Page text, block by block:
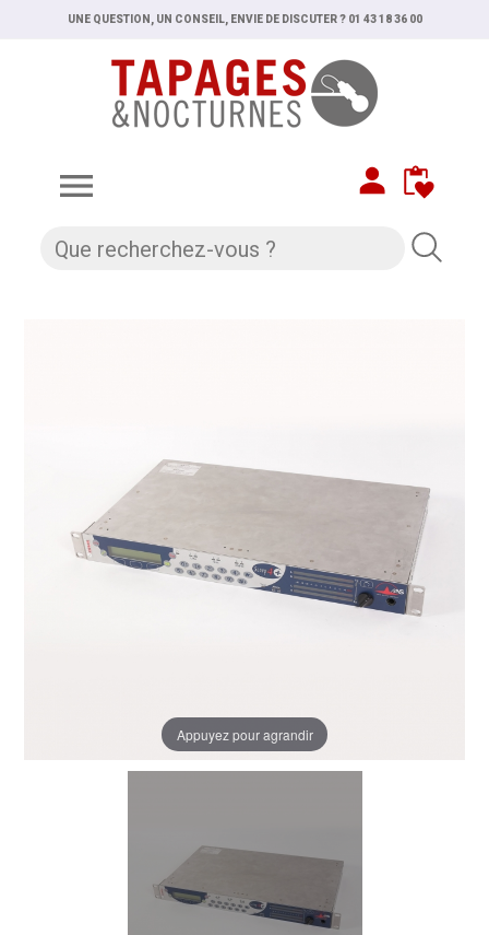
UNE QUESTION, UN CONSEIL, ENVIE DE DISCUTER ? 01 43 18 36 00

Appuyez pour agrandir